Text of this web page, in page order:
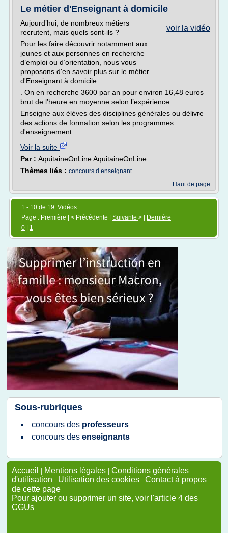
Le métier d'Enseignant à domicile
voir la vidéo
Aujourd’hui, de nombreux métiers
recrutent, mais quels sont-ils ?
Pour les faire découvrir notamment aux
jeunes et aux personnes en recherche
d’emploi ou d’orientation, nous vous
proposons d'en savoir plus sur le métier
d'Enseignant à domicile.
. On en recherche 3600 par an pour environ 16,48 euros
brut de l’heure en moyenne selon l’expérience.
Enseigne aux élèves des disciplines générales ou délivre
des actions de formation selon les programmes
d'enseignement...
Voir la suite
Par : AquitaineOnLine AquitaineOnLine
Thèmes liés : concours d enseignant
Haut de page
1 - 10 de 19 Vidéos
Page : Première | < Précédente | Suivante > |
Dernière
0
1
Sous-rubriques
concours des professeurs
concours des enseignants
Accueil | Mentions légales | Conditions générales
d'utilisation | Utilisation des cookies | Contact à propos
de cette page
Pour ajouter ou supprimer un site, voir l'article 4 des
CGUs